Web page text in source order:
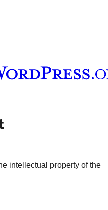
ントへ
intellectual property of the